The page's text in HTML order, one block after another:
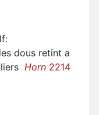
:
dous retint a
Horn 2214